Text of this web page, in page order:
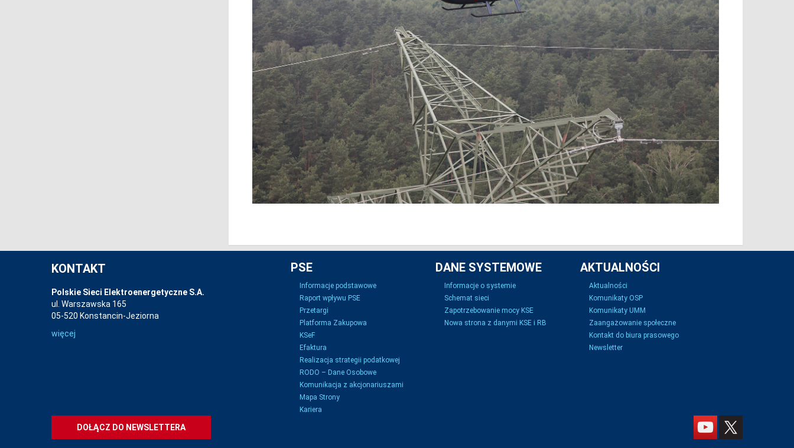
KONTAKT
Polskie Sieci Elektroenergetyczne S.A.
ul. Warszawska 165
05-520 Konstancin-Jeziorna
więcej
PSE
Informacje podstawowe
Raport wpływu PSE
Przetargi
Platforma Zakupowa
KSeF
Efaktura
Realizacja strategii podatkowej
RODO – Dane Osobowe
Komunikacja z akcjonariuszami
Mapa Strony
Kariera
DANE SYSTEMOWE
Informacje o systemie
Schemat sieci
Zapotrzebowanie mocy KSE
Nowa strona z danymi KSE i RB
AKTUALNOŚCI
Aktualności
Komunikaty OSP
Komunikaty UMM
Zaangażowanie społeczne
Kontakt do biura prasowego
Newsletter
DOŁĄCZ DO NEWSLETTERA